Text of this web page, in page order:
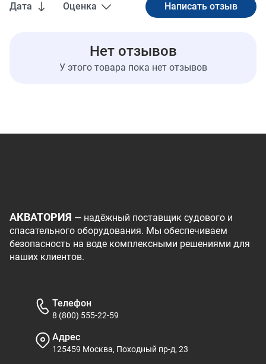
Дата Оценка
Нет отзывов
У этого товара пока нет отзывов
АКВАТОРИЯ — надёжный поставщик судового и
спасательного оборудования. Мы обеспечиваем
безопасность на воде комплексными решениями для
наших клиентов.
Телефон
8 (800) 555-22-59
Адрес
125459 Москва, Походный пр-д, 23